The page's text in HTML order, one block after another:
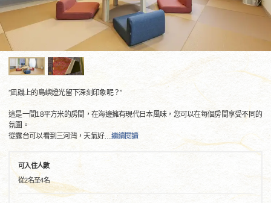
”凪磯上的島嶼燈光留下深刻印象呢？”
這是一間18平方米的房間，在海邊擁有現代日本風味，您可以在每個房間享受不同的
氛圍。
從露台可以看到三河灣，天氣好…繼續閱讀
可入住人數
從2名至4名